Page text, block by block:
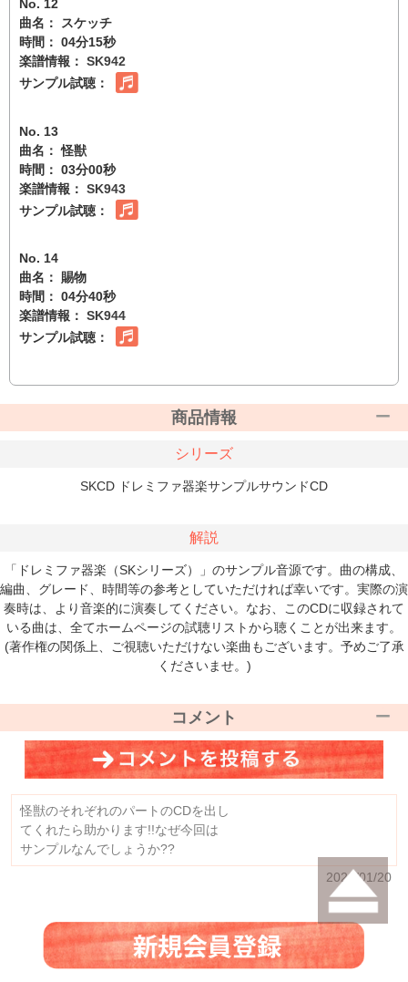
No. 12
曲名： スケッチ
時間： 04分15秒
楽譜情報： SK942
サンプル試聴：
No. 13
曲名： 怪獣
時間： 03分00秒
楽譜情報： SK943
サンプル試聴：
No. 14
曲名： 賜物
時間： 04分40秒
楽譜情報： SK944
サンプル試聴：
商品情報
シリーズ
SKCD ドレミファ器楽サンプルサウンドCD
解説
「ドレミファ器楽（SKシリーズ）」のサンプル音源です。曲の構成、
編曲、グレード、時間等の参考としていただければ幸いです。実際の演
奏時は、より音楽的に演奏してください。なお、このCDに収録されて
いる曲は、全てホームページの試聴リストから聴くことが出来ます。
(著作権の関係上、ご視聴いただけない楽曲もございます。予めご了承
くださいませ。)
コメント
怪獣のそれぞれのパートのCDを出し
てくれたら助かります!!なぜ今回は
サンプルなんでしょうか??
2026/01/20